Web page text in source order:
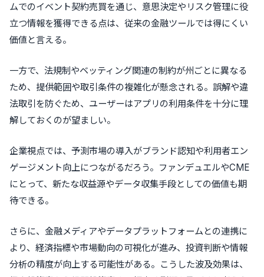
ムでのイベント契約売買を通じ、意思決定やリスク管理に役
立つ情報を獲得できる点は、従来の金融ツールでは得にくい
価値と言える。
一方で、法規制やベッティング関連の制約が州ごとに異なる
ため、提供範囲や取引条件の複雑化が懸念される。誤解や違
法取引を防ぐため、ユーザーはアプリの利用条件を十分に理
解しておくのが望ましい。
企業視点では、予測市場の導入がブランド認知や利用者エン
ゲージメント向上につながるだろう。ファンデュエルやCME
にとって、新たな収益源やデータ収集手段としての価値も期
待できる。
さらに、金融メディアやデータプラットフォームとの連携に
より、経済指標や市場動向の可視化が進み、投資判断や情報
分析の精度が向上する可能性がある。こうした波及効果は、